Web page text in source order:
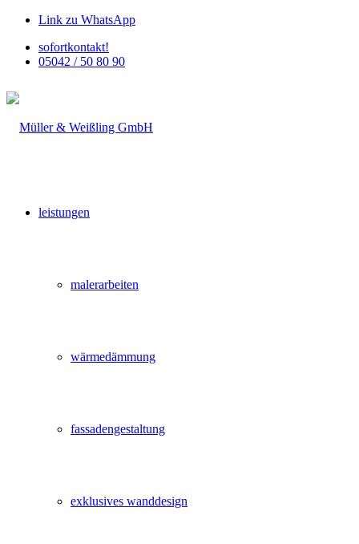
Link zu WhatsApp
sofortkontakt!
05042 / 50 80 90
leistungen
malerarbeiten
wärmedämmung
fassadengestaltung
exklusives wanddesign